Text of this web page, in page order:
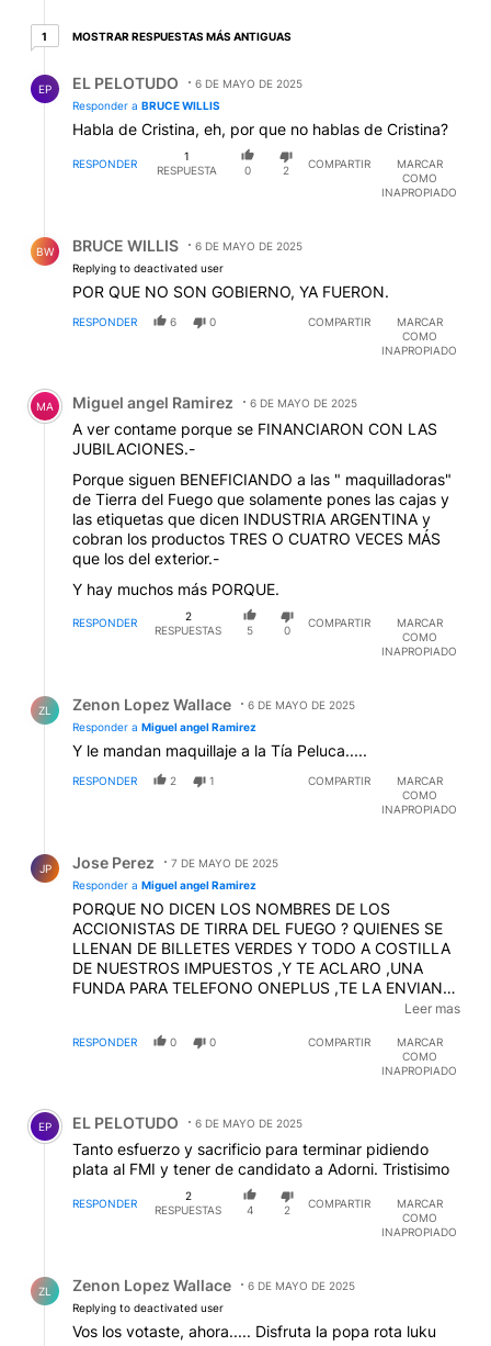
11 respuesta más antiguas
MOSTRAR RESPUESTAS MÁS ANTIGUAS
EP EL PELOTUDO
6 DE MAYO DE 2025
Responder a BRUCE WILLIS
Habla de Cristina, eh, por que no hablas de Cristina?
RESPONDER
1
RESPUESTA
0 2
COMPARTIR
MARCAR
COMO
INAPROPIADO
BW BRUCE WILLIS
6 DE MAYO DE 2025
Replying to deactivated user
POR QUE NO SON GOBIERNO, YA FUERON.
RESPONDER 6 0 COMPARTIR
MARCAR
COMO
INAPROPIADO
Comentario de Miguel angel Ramirez.
MA Miguel angel Ramirez 6 DE MAYO DE 2025
A ver contame porque se FINANCIARON CON LAS
JUBILACIONES.-
Porque siguen BENEFICIANDO a las " maquilladoras"
de Tierra del Fuego que solamente pones las cajas y
las etiquetas que dicen INDUSTRIA ARGENTINA y
cobran los productos TRES O CUATRO VECES MÁS
que los del exterior.-
Y hay muchos más PORQUE.
RESPONDER
2
RESPUESTAS
5 0
COMPARTIR
MARCAR
COMO
INAPROPIADO
ZL Zenon Lopez Wallace
6 DE MAYO DE 2025
Responder a Miguel angel Ramirez
Y le mandan maquillaje a la Tía Peluca.....
RESPONDER 2 1 COMPARTIR
MARCAR
COMO
INAPROPIADO
JP Jose Perez
7 DE MAYO DE 2025
Responder a Miguel angel Ramirez
PORQUE NO DICEN LOS NOMBRES DE LOS
ACCIONISTAS DE TIRRA DEL FUEGO ? QUIENES SE
LLENAN DE BILLETES VERDES Y TODO A COSTILLA
DE NUESTROS IMPUESTOS ,Y TE ACLARO ,UNA
FUNDA PARA TELEFONO ONEPLUS ,TE LA ENVIAN
POR CORREO PRIVADO ,VALE 8.000 $ Y ACA TE LA
,NO SOLO EL QUE LA TRAE GANA CUALQUIERA ,LOS
Leer mas
RESPONDER 0 0 COMPARTIR
MARCAR
COMO
INAPROPIADO
Comentario de EL PELOTUDO.
EP EL PELOTUDO 6 DE MAYO DE 2025
Tanto esfuerzo y sacrificio para terminar pidiendo
plata al FMI y tener de candidato a Adorni. Tristisimo
RESPONDER
2
RESPUESTAS
4 2
COMPARTIR
MARCAR
COMO
INAPROPIADO
ZL Zenon Lopez Wallace
6 DE MAYO DE 2025
Replying to deactivated user
Vos los votaste, ahora..... Disfruta la popa rota luku